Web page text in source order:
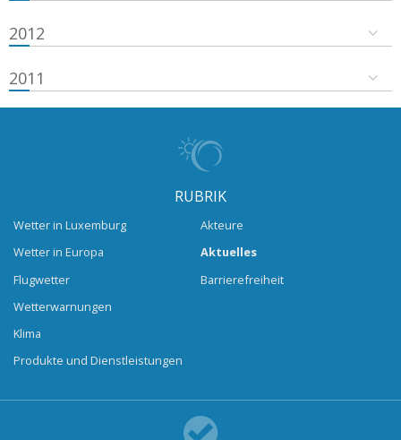
2012
2011
RUBRIK
Wetter in Luxemburg
Wetter in Europa
Flugwetter
Wetterwarnungen
Klima
Produkte und Dienstleistungen
Akteure
Aktuelles
Barrierefreiheit